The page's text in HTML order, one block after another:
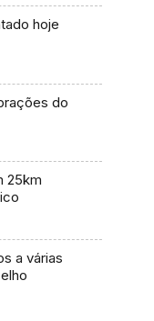
hoje
do
25km
a várias